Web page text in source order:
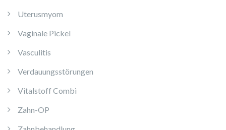
Uterusmyom
Vaginale Pickel
Vasculitis
Verdauungsstörungen
Vitalstoff Combi
Zahn-OP